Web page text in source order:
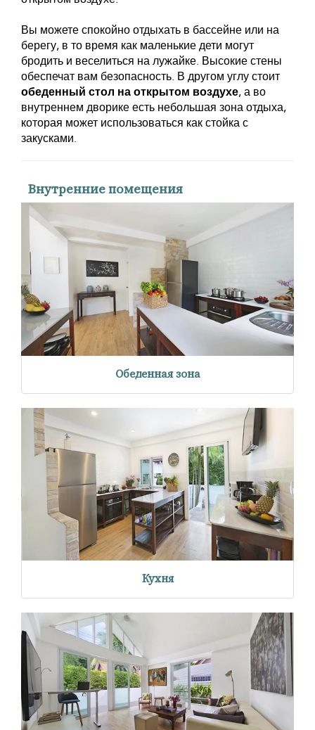
Вы можете спокойно отдыхать в бассейне или на
берегу, в то время как маленькие дети могут
бродить и веселиться на лужайке. Высокие стены
обеспечат вам безопасность. В другом углу стоит
обеденный стол на открытом воздухе, а во
внутреннем дворике есть небольшая зона отдыха,
которая может использоваться как стойка с
закусками.
Внутренние помещения
Обеденная зона
Кухня